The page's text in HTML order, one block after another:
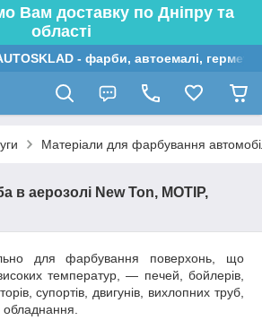
Вам доставку по Дніпру та
області
- фарби, автоемалі,
Матеріали для фарбування
в аерозолі New Ton, MOTIP,
для фарбування поверхонь, що
температур, — печей, бойлерів,
супортів, двигунів, вихлопних труб,